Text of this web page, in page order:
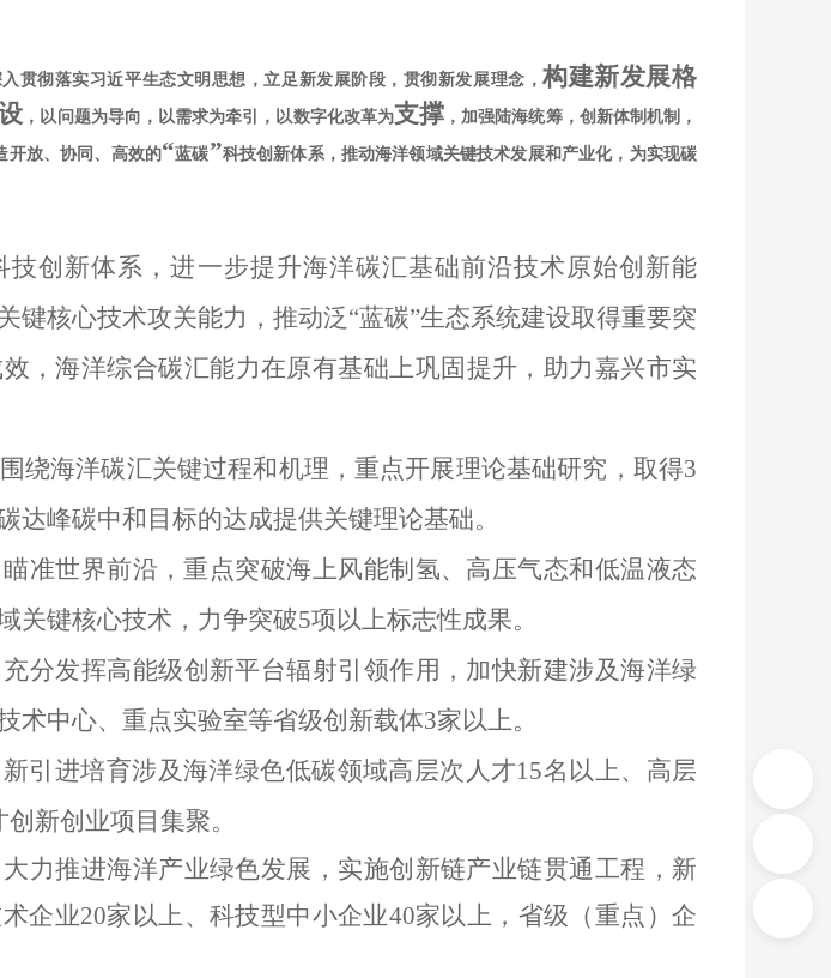
贯彻落实习近平生态文明思想，立足新发展阶段，贯彻新发展理念，构建新发展格
， 以问题为导向，以需求为牵引，以数字化改革为支撑 ， 加强陆海统筹，创新体制机制，
开放、协同、高效的“蓝碳”科技创新体系，推动海洋领域关键技术发展和产业化，为实现碳
技创新体系，进一步提升海洋碳汇基础前沿技术原始创新能
键核心技术攻关能力，推动泛“蓝碳”生态系统建设取得重要突
，海洋综合碳汇能力在原有基础上巩固提升， 助力嘉兴市实
绕海洋碳汇关键过程和机理，重点开展理论基础研究，取得3
达峰碳中和 目标的达成提供关键理论基础。
准世界前沿，重点突破海上风能制氢、高压气态和低温液态
关键核心技术， 力争突破5项以上标志性成果。
充分发挥高能级创新平台辐射引领作用，加快新建涉及海洋绿
术中心、重点实验室等省级创新载体3家以上。
新引进培育涉及海洋绿色低碳领域高层次人才15名以上、高层
新创业项目集聚。
大力推进海洋产业绿色发展，实施创新链产业链贯通工程，新
企业20家以上、科技型中小企业40家以上 ， 省级（重点）企